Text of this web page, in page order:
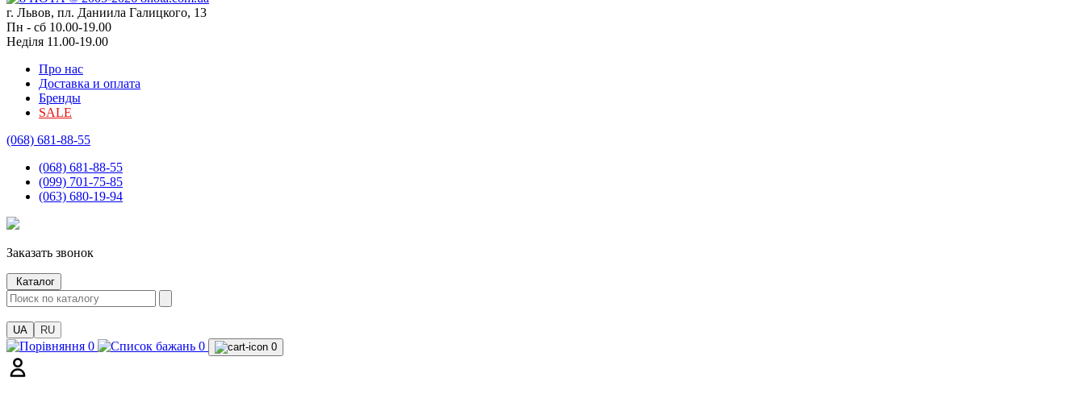
г. Львов, пл. Даниила Галицкого, 13
Пн - сб 10.00-19.00
Неділя 11.00-19.00
Про нас
Доставка и оплата
Бренды
SALE
(068) 681-88-55
(068) 681-88-55
(099) 701-75-85
(063) 680-19-94
Заказать звонок
Каталог
UA RU
0 0 0